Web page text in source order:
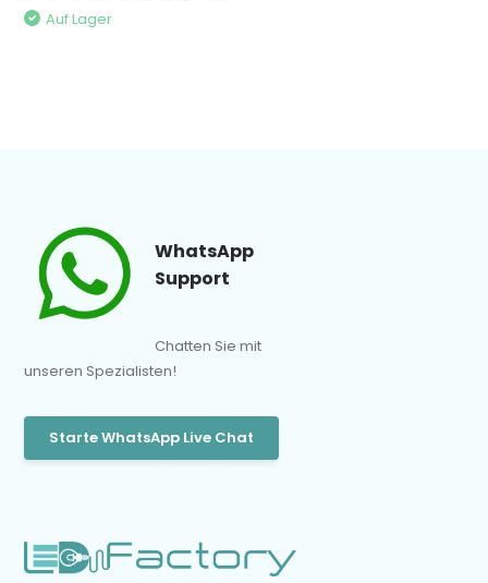
Auf Lager
WhatsApp
Support
Chatten Sie mit
unseren Spezialisten!
Starte WhatsApp Live Chat